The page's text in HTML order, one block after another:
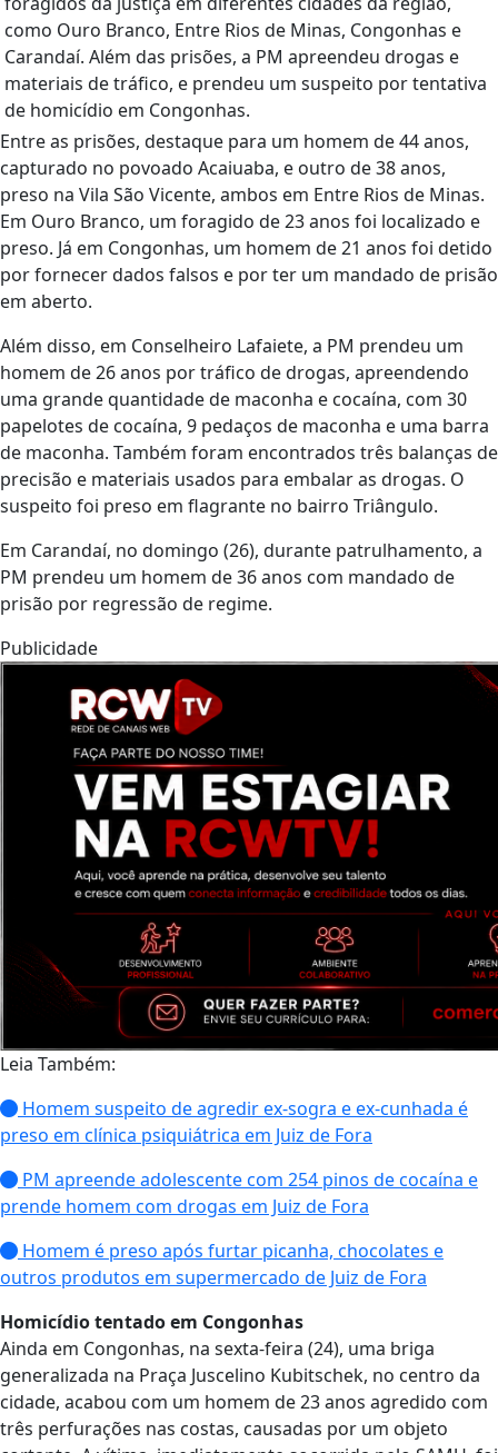
como Ouro Branco, Entre Rios de Minas, Congonhas e
Carandaí. Além das prisões, a PM apreendeu drogas e
materiais de tráfico, e prendeu um suspeito por tentativa
de homicídio em Congonhas.
Entre as prisões, destaque para um homem de 44 anos,
capturado no povoado Acaiuaba, e outro de 38 anos,
preso na Vila São Vicente, ambos em Entre Rios de Minas.
Em Ouro Branco, um foragido de 23 anos foi localizado e
preso. Já em Congonhas, um homem de 21 anos foi detido
por fornecer dados falsos e por ter um mandado de prisão
em aberto.
Além disso, em Conselheiro Lafaiete, a PM prendeu um
homem de 26 anos por tráfico de drogas, apreendendo
uma grande quantidade de maconha e cocaína, com 30
papelotes de cocaína, 9 pedaços de maconha e uma barra
de maconha. Também foram encontrados três balanças de
precisão e materiais usados para embalar as drogas. O
suspeito foi preso em flagrante no bairro Triângulo.
Em Carandaí, no domingo (26), durante patrulhamento, a
PM prendeu um homem de 36 anos com mandado de
prisão por regressão de regime.
Publicidade
Leia Também:
Homem suspeito de agredir ex-sogra e ex-cunhada é
preso em clínica psiquiátrica em Juiz de Fora
PM apreende adolescente com 254 pinos de cocaína e
prende homem com drogas em Juiz de Fora
Homem é preso após furtar picanha, chocolates e
outros produtos em supermercado de Juiz de Fora
Homicídio tentado em Congonhas
Ainda em Congonhas, na sexta-feira (24), uma briga
generalizada na Praça Juscelino Kubitschek, no centro da
cidade, acabou com um homem de 23 anos agredido com
três perfurações nas costas, causadas por um objeto